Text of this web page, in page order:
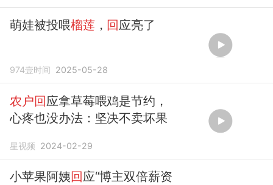
萌娃被投喂榴莲， 回应亮了
974壹时间 2025-05-28
农户回应拿草莓喂鸡是节约，
心疼也没办法：坚决不卖坏果
星视频 2024-02-29
小苹果阿姨回应“博主双倍薪资